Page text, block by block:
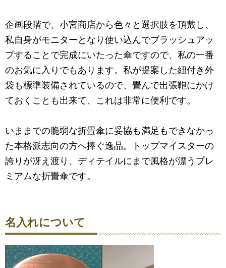
企画段階で、小宮商店から色々と選択肢を頂戴し、
私自身がモニターとなり使い込んでブラッシュアッ
プすることで完成にいたった傘ですので、私の一番
のお気に入りでもあります。私が提案した紐付き外
袋も標準装備されているので、畳んで出張鞄にかけ
ておくことも出来て、これは非常に便利です。
いままでの脆弱な折畳傘に妥協も満足もできなかっ
た本格派志向の方へ捧ぐ逸品。トップマイスターの
誇りが冴え渡り、ディテイルにまで風格が漂うプレ
ミアムな折畳傘です。
名入れについて